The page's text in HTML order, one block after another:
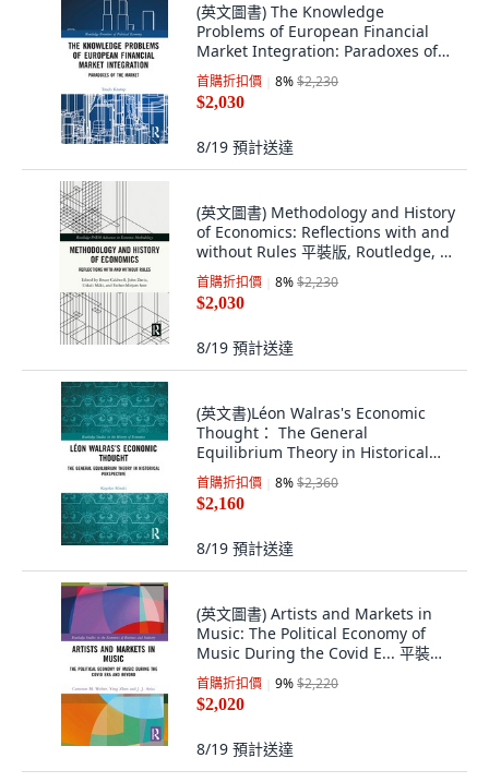
(英文圖書) The Knowledge
Problems of European Financial
Market Integration: Paradoxes of
t... 平裝版, Routledge, 英文
首購折扣價 8%$2,230
$2,030
8/19 預計送達
(英文圖書) Methodology and History
of Economics: Reflections with and
without Rules 平裝版, Routledge, 英
文
首購折扣價 8%$2,230
$2,030
8/19 預計送達
(英文書)Léon Walras's Economic
Thought： The General
Equilibrium Theory in Historical
Per... 平裝版, Routledge, 英文
首購折扣價 8%$2,360
$2,160
8/19 預計送達
(英文圖書) Artists and Markets in
Music: The Political Economy of
Music During the Covid E... 平裝版,
Routledge, 英文
首購折扣價 9%$2,220
$2,020
8/19 預計送達